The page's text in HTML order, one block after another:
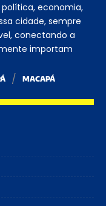
economia,
cidade, sempre
conectando a
importam
MACAPÁ